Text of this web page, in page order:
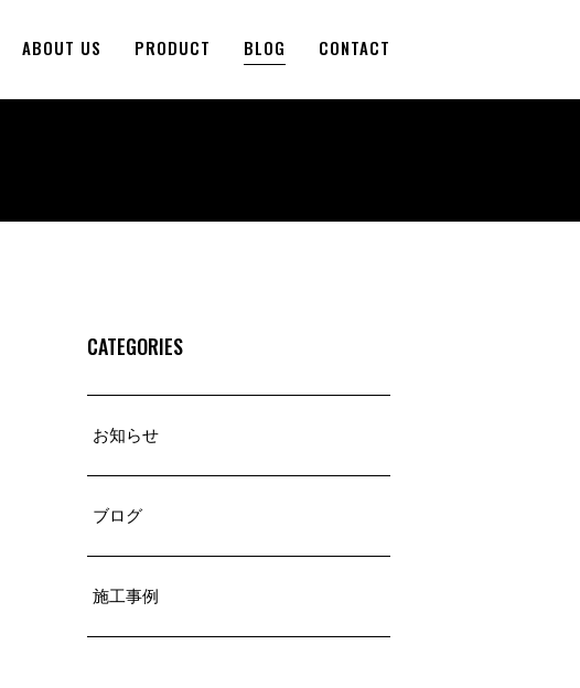
ABOUT US PRODUCT BLOG CONTACT
CATEGORIES
お知らせ
ブログ
施工事例